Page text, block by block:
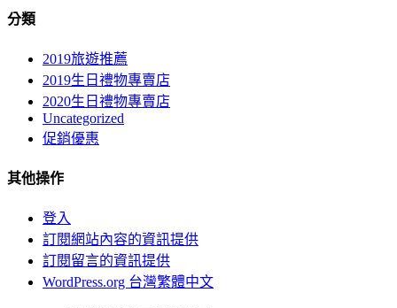
分類
2019旅遊推薦
2019生日禮物專賣店
2020生日禮物專賣店
Uncategorized
促銷優惠
其他操作
登入
訂閱網站內容的資訊提供
訂閱留言的資訊提供
WordPress.org 台灣繁體中文